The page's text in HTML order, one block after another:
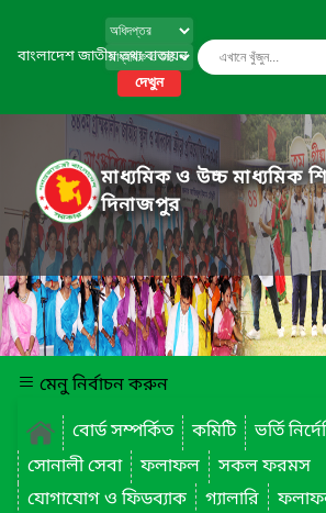
বাংলাদেশ জাতীয় তথ্য বাতায়ন
দেখুন
মাধ্যমিক ও উচ্চ মাধ্যমিক
দিনাজপুর
মেনু নির্বাচন করুন
বোর্ড সম্পর্কিত
কমিটি
ভর্তি
সোনালী সেবা
ফলাফল
সকল ফরমস
যোগাযোগ ও ফিডব্যাক
গ্যালারি